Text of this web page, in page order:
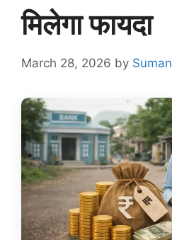
मिलेगा फायदा
March 28, 2026 by Suman